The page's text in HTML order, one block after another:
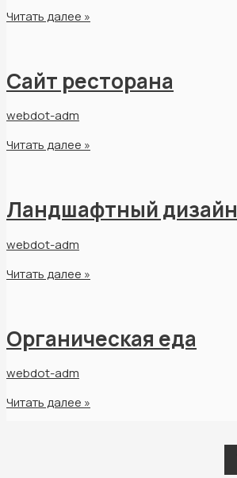
Читать далее »
Сайт ресторана
webdot-adm
Читать далее »
Ландшафтный дизайн
webdot-adm
Читать далее »
Органическая еда
webdot-adm
Читать далее »